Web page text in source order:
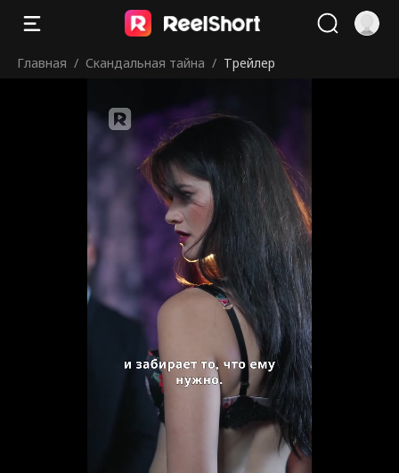
Главная / Скандальная тайна / Трейлер